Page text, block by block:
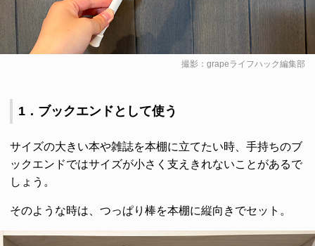
撮影：grapeライフハック編集部
1．ブックエンドとして使う
サイズの大きい本や雑誌を本棚に立てたい時、手持ちのブ
ックエンドではサイズが小さく支えきれないことがあるで
しょう。
そのような時は、つっぱり棒を本棚に縦向きでセット。